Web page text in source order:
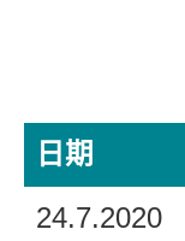
日期
24.7.2020